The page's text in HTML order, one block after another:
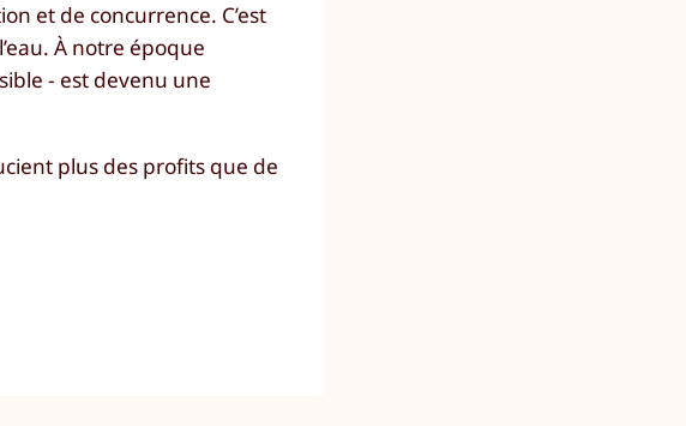
et de concurrence. C’est
À notre époque
- est devenu une
plus des profits que de